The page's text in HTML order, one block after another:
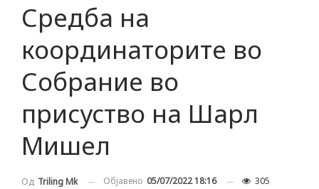
Средба на
координаторите во
Собрание во
присуство на Шарл
Мишел
Од Triling Mk Објавено 05/07/2022 18:16 305